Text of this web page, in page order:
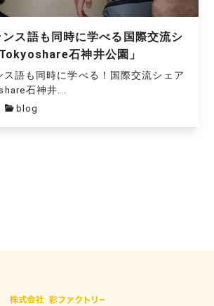
ス語も同時に学べる国際交流シ
石神井公園」
ス語も同時に学べる！国際交流シェア
石神井...
blog